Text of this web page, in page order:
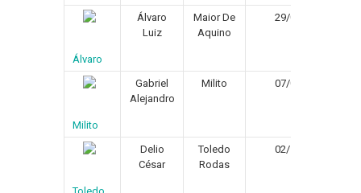
Álvaro
Álvaro
Luiz
Maior De
Aquino
29/04/1979
Milito
Gabriel
Alejandro
Milito 07/09/1980
Delio
César
Toledo
Rodas
02/10/1976